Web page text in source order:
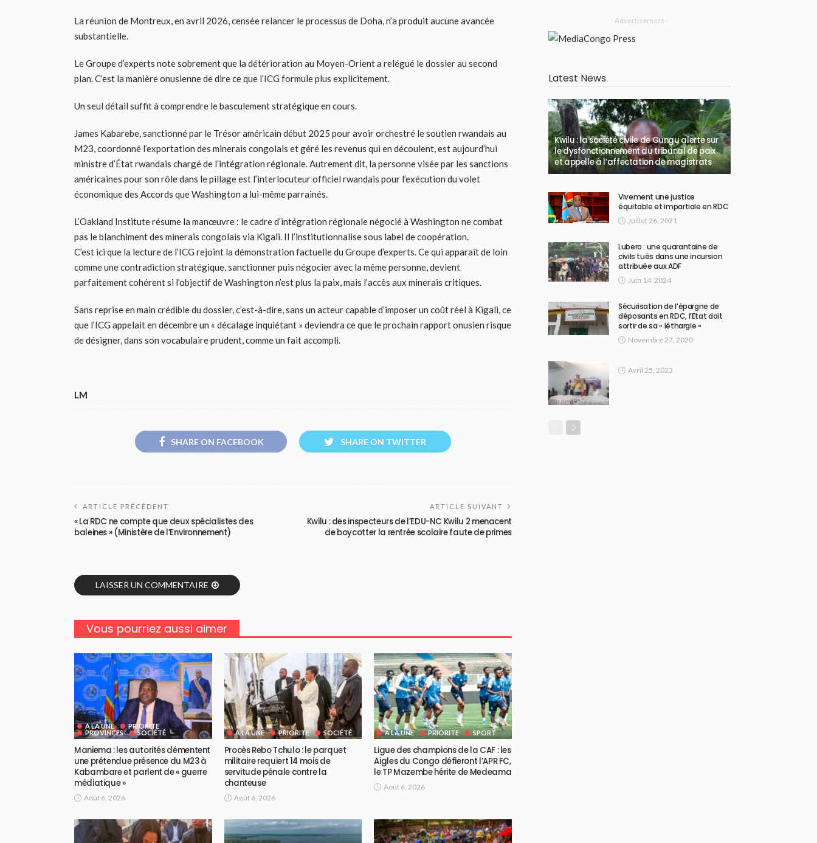
La réunion de Montreux, en avril 2026, censée relancer le processus de Doha, n’a produit aucune avancée
substantielle.
Le Groupe d’experts note sobrement que la détérioration au Moyen-Orient a relégué le dossier au second
plan. C’est la manière onusienne de dire ce que l’ICG formule plus explicitement.
Un seul détail suffit à comprendre le basculement stratégique en cours.
James Kabarebe, sanctionné par le Trésor américain début 2025 pour avoir orchestré le soutien rwandais au
M23, coordonné l’exportation des minerais congolais et géré les revenus qui en découlent, est aujourd’hui
ministre d’État rwandais chargé de l’intégration régionale. Autrement dit, la personne visée par les sanctions
américaines pour son rôle dans le pillage est l’interlocuteur officiel rwandais pour l’exécution du volet
économique des Accords que Washington a lui-même parrainés.
L’Oakland Institute résume la manœuvre : le cadre d’intégration régionale négocié à Washington ne combat
pas le blanchiment des minerais congolais via Kigali. Il l’institutionnalise sous label de coopération.
C’est ici que la lecture de l’ICG rejoint la démonstration factuelle du Groupe d’experts. Ce qui apparaît de loin
comme une contradiction stratégique, sanctionner puis négocier avec la même personne, devient
parfaitement cohérent si l’objectif de Washington n’est plus la paix, mais l’accès aux minerais critiques.
Sans reprise en main crédible du dossier, c’est-à-dire, sans un acteur capable d’imposer un coût réel à Kigali, ce
que l’ICG appelait en décembre un « décalage inquiétant » deviendra ce que le prochain rapport onusien risque
de désigner, dans son vocabulaire prudent, comme un fait accompli.
LM
SHARE ON FACEBOOK SHARE ON TWITTER
ARTICLE PRÉCÉDENT
« La RDC ne compte que deux spécialistes des
baleines » (Ministère de l’Environnement)
ARTICLE SUIVANT
Kwilu : des inspecteurs de l’EDU-NC Kwilu 2 menacent
de boycotter la rentrée scolaire faute de primes
LAISSER UN COMMENTAIRE
Vous pourriez aussi aimer
A LA UNE
PRIORITE
PROVINCES
SOCIÉTÉ
Maniema : les autorités démentent
une prétendue présence du M23 à
Kabambare et parlent de « guerre
médiatique »
Août 6, 2026
A LA UNE PRIORITE SOCIÉTÉ
Procès Rebo Tchulo : le parquet
militaire requiert 14 mois de
servitude pénale contre la
chanteuse
Août 6, 2026
A LA UNE PRIORITE SPORT
Ligue des champions de la CAF : les
Aigles du Congo défieront l’APR FC,
le TP Mazembe hérite de Medeama
Août 6, 2026
- Advertisement -
Latest News
Kwilu : la société civile de Gungu alerte sur
le dysfonctionnement du tribunal de paix
et appelle à l’affectation de magistrats
Vivement une justice
équitable et impartiale en RDC
Juillet 26, 2021
Lubero : une quarantaine de
civils tués dans une incursion
attribuée aux ADF
Juin 14, 2024
Sécurisation de l’épargne de
déposants en RDC, l’Etat doit
sortir de sa « léthargie »
Novembre 27, 2020
Avril 25, 2023